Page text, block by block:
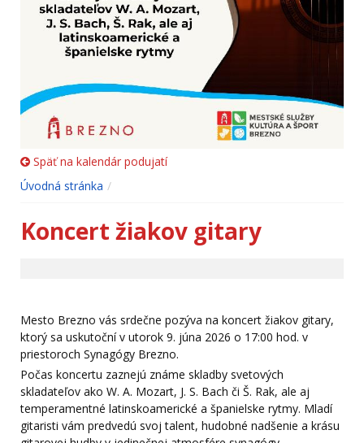
Späť na kalendár podujatí
Úvodná stránka
Koncert žiakov gitary
Mesto Brezno vás srdečne pozýva na koncert žiakov gitary,
ktorý sa uskutoční v utorok 9. júna 2026 o 17:00 hod. v
priestoroch Synagógy Brezno.
Počas koncertu zaznejú známe skladby svetových
skladateľov ako W. A. Mozart, J. S. Bach či Š. Rak, ale aj
temperamentné latinskoamerické a španielske rytmy. Mladí
gitaristi vám predvedú svoj talent, hudobné nadšenie a krásu